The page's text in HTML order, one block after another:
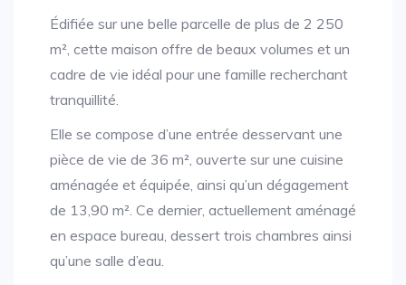
Édifiée sur une belle parcelle de plus de 2 250
m², cette maison offre de beaux volumes et un
cadre de vie idéal pour une famille recherchant
tranquillité.
Elle se compose d’une entrée desservant une
pièce de vie de 36 m², ouverte sur une cuisine
aménagée et équipée, ainsi qu’un dégagement
de 13,90 m². Ce dernier, actuellement aménagé
en espace bureau, dessert trois chambres ainsi
qu’une salle d’eau.